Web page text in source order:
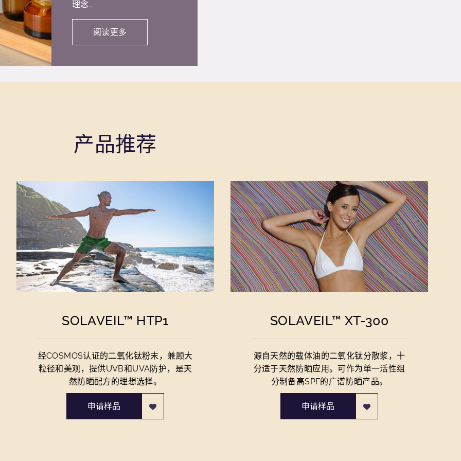
理念…
阅读更多
产品推荐
SOLAVEIL™ HTP1
经COSMOS认证的二氧化钛粉末，兼顾大
粒径和美观，提供UVB和UVA防护，是天
然防晒配方的理想选择。
申请样品
SOLAVEIL™ XT-300
源自天然的载体油的二氧化钛分散浆，十
分适于天然防晒应用。可作为单一活性组
分制备高SPF的广谱防晒产品。
申请样品